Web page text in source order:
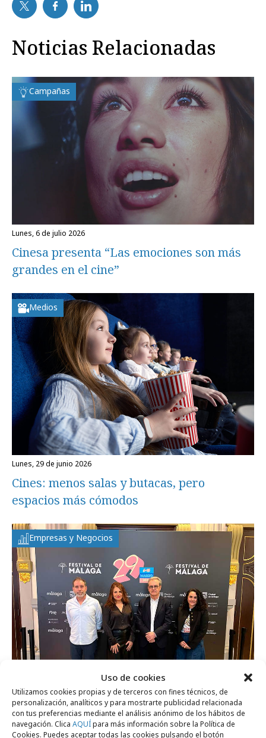
Uso de cookies
Utilizamos cookies propias y de terceros con fines técnicos, de
personalización, analíticos y para mostrarte publicidad relacionada
con tus preferencias mediante el análisis anónimo de los hábitos de
navegación. Clica AQUÍpara más información sobre la Política de
Cookies. Puedes aceptar todas las cookies pulsando el botón
Noticias Relacionadas
Campañas
lunes, 6 de julio 2026
Cinesa presenta “Las emociones son más
grandes en el cine”
Medios
lunes, 29 de junio 2026
Cines: menos salas y butacas, pero
espacios más cómodos
Empresas y Negocios
jueves, 12 de marzo 2026
La APCP celebra la relación entre ficción y